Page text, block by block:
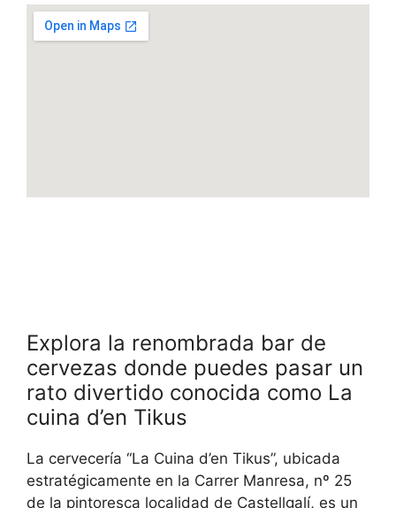
Explora la renombrada bar de
cervezas donde puedes pasar un
rato divertido conocida como La
cuina d’en Tikus
La cervecería “La Cuina d’en Tikus”, ubicada
estratégicamente en la Carrer Manresa, nº 25
de la pintoresca localidad de Castellgalí, es un